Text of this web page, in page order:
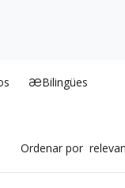
Bilingües
Ordenar por